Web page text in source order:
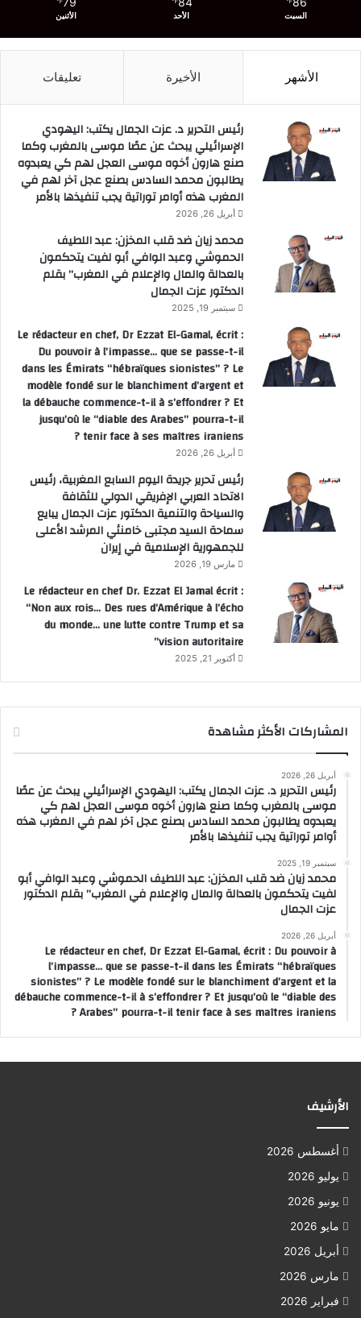
السبت الأحد الأثنين
الأشهر الأخيرة تعليقات
رئيس التحرير د. عزت الجمال يكتب: اليهودي
الإسرائيلي يبحث عن عصًا موسى بالمغرب وكما
صنع هارون أخوه موسى العجل لهم كي يعبدوه
يطالبون محمد السادس بصنع عجل آخر لهم في
المغرب هذه أوامر توراتية يجب تنفيذها بالأمر
أبريل 26, 2026
محمد زيان ضد قلب المخزن: عبد اللطيف
الحموشي وعبد الوافي أبو لفيت يتحكمون
بالعدالة والمال والإعلام في المغرب” بقلم
الدكتور عزت الجمال
سبتمبر 19, 2025
Le rédacteur en chef, Dr Ezzat El-Gamal, écrit :
Du pouvoir à l’impasse… que se passe-t-il
dans les Émirats “hébraïques sionistes” ? Le
modèle fondé sur le blanchiment d’argent et
la débauche commence-t-il à s’effondrer ? Et
jusqu’où le “diable des Arabes” pourra-t-il
tenir face à ses maîtres iraniens ?
أبريل 26, 2026
رئيس تحرير جريدة اليوم السابع المغربية، رئيس
الاتحاد العربي الإفريقي الدولي للثقافة
والسياحة والتنمية الدكتور عزت الجمال يبايع
سماحة السيد مجتبى خامنئي المرشد الأعلى
للجمهورية الإسلامية في إيران
مارس 19, 2026
Le rédacteur en chef Dr. Ezzat El Jamal écrit :
“Non aux rois… Des rues d’Amérique à l’écho
du monde… une lutte contre Trump et sa
vision autoritaire”
أكتوبر 21, 2025
المشاركات الأكثر مشاهدة
أبريل 26, 2026
رئيس التحرير د. عزت الجمال يكتب: اليهودي الإسرائيلي يبحث عن عصًا
موسى بالمغرب وكما صنع هارون أخوه موسى العجل لهم كي
يعبدوه يطالبون محمد السادس بصنع عجل آخر لهم في المغرب هذه
أوامر توراتية يجب تنفيذها بالأمر
سبتمبر 19, 2025
محمد زيان ضد قلب المخزن: عبد اللطيف الحموشي وعبد الوافي أبو
لفيت يتحكمون بالعدالة والمال والإعلام في المغرب” بقلم الدكتور
عزت الجمال
أبريل 26, 2026
Le rédacteur en chef, Dr Ezzat El-Gamal, écrit : Du pouvoir à
l’impasse… que se passe-t-il dans les Émirats “hébraïques
sionistes” ? Le modèle fondé sur le blanchiment d’argent et la
débauche commence-t-il à s’effondrer ? Et jusqu’où le “diable des
Arabes” pourra-t-il tenir face à ses maîtres iraniens ?
الأرشيف
أغسطس 2026
يوليو 2026
يونيو 2026
مايو 2026
أبريل 2026
مارس 2026
فبراير 2026